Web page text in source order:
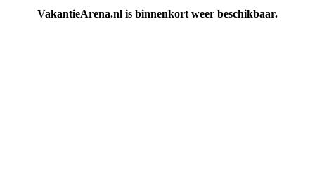
VakantieArena.nl is binnenkort weer beschikbaar.